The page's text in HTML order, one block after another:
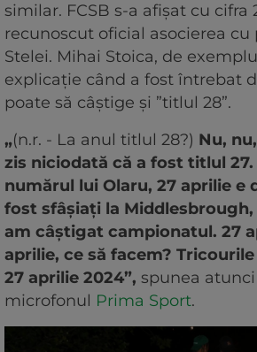
similar. FCSB s-a afișat cu cifra
recunoscut oficial asocierea cu
Stelei. Mihai Stoica, de
explicație când a fost întrebat
poate să câștige și ”titlul 28”.
„(n.r. - La anul titlul 28?) Nu,
zis niciodată că a fost titlul 27.
numărul lui Olaru, 27 aprilie e
fost sfâșiați la Middlesbrough,
am câștigat campionatul. 27
aprilie, ce să facem?
27 aprilie 2024”, spunea atunci
microfonul Prima Sport.